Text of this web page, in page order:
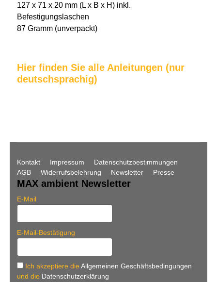
127 x 71 x 20 mm (L x B x H) inkl.
Befestigungslaschen
87 Gramm (unverpackt)
Hier finden Sie alle Anleitungen (nur
deutschsprachig)
Kontakt Impressum
Datenschutzbestimmungen
AGB
Widerrufsbelehrung Newsletter Presse
MAX ambient Newsletter
E-Mail
E-Mail-Bestätigung
Ich akzeptiere die Allgemeinen Geschäftsbedingungen
und die Datenschutzerklärung